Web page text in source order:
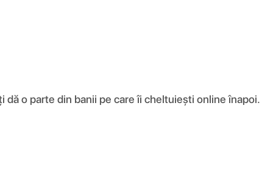
o parte din banii pe care îi cheltuiești online înapoi.